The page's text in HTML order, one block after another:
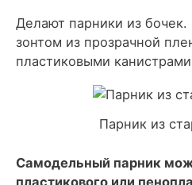
Делают парники из
зонтом из прозрачной
пластиковыми
Парник из
Самодельный парник
пластикового или